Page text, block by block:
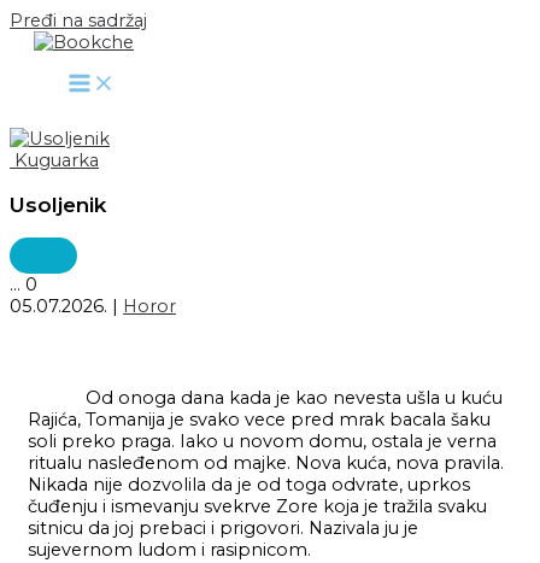
Pređi na sadržaj
Kuguarka
Usoljenik
... 0
05.07.2026. | Horor
Od onoga dana kada je kao nevesta ušla u kuću
Rajića, Tomanija je svako vece pred mrak bacala šaku
soli preko praga. Iako u novom domu, ostala je verna
ritualu nasleđenom od majke. Nova kuća, nova pravila.
Nikada nije dozvolila da je od toga odvrate, uprkos
čuđenju i ismevanju svekrve Zore koja je tražila svaku
sitnicu da joj prebaci i prigovori. Nazivala ju je
sujevernom ludom i rasipnicom.